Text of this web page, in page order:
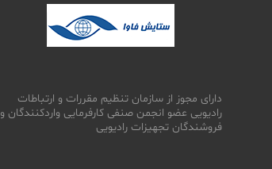
دارای مجوز از سازمان تنظیم مقررات و ارتباطات
رادیویی عضو انجمن صنفی کارفرمایی واردکنندگان و
فروشندگان تجهیزات رادیویی